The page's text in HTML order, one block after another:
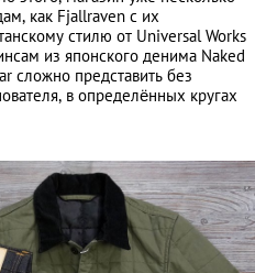
как Fjallraven с их
стилю от Universal Works
из японского денима Naked
сложно представить без
в определённых кругах